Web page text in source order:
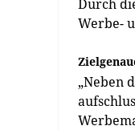
Durch
Werbe-
„Neben